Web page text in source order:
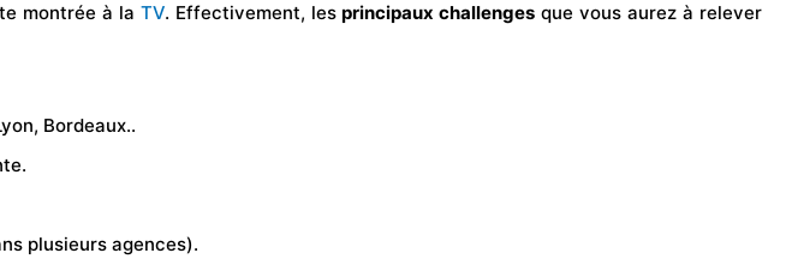
montrée à la TV. Effectivement, lesprincipaux challenges que vous aurez à relever
Bordeaux..
plusieurs agences).